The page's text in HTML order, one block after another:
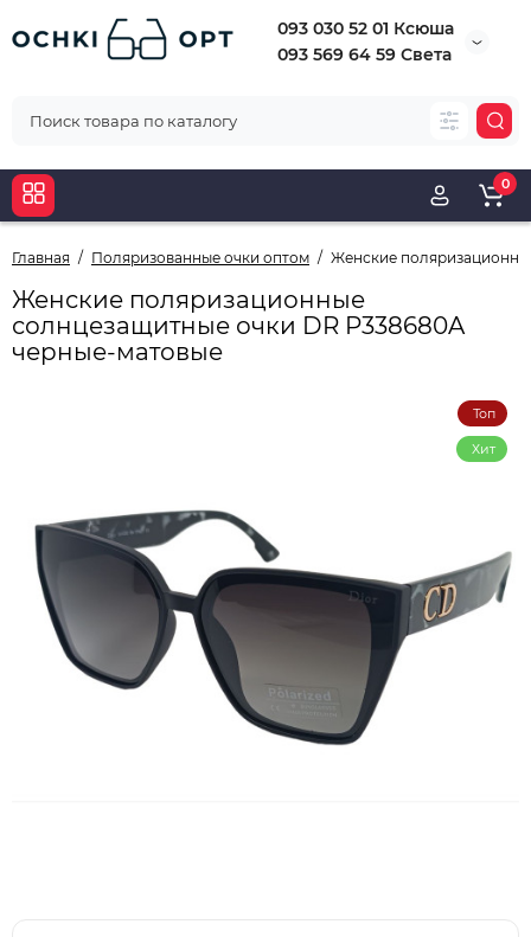
093 030 52 01 Ксюша
093 569 64 59 Света
0
Главная Поляризованные очки оптом Женские
Женские поляризационные
солнцезащитные очки DR P338680A
черные-матовые
Топ
Хит